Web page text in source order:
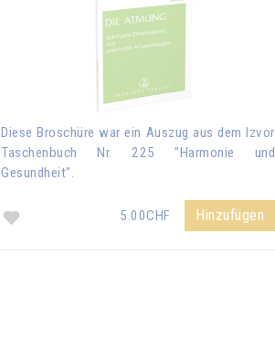
Diese Broschüre war ein Auszug aus dem Izvor
Taschenbuch Nr. 225 "Harmonie und
Gesundheit".
5.00CHF Hinzufügen